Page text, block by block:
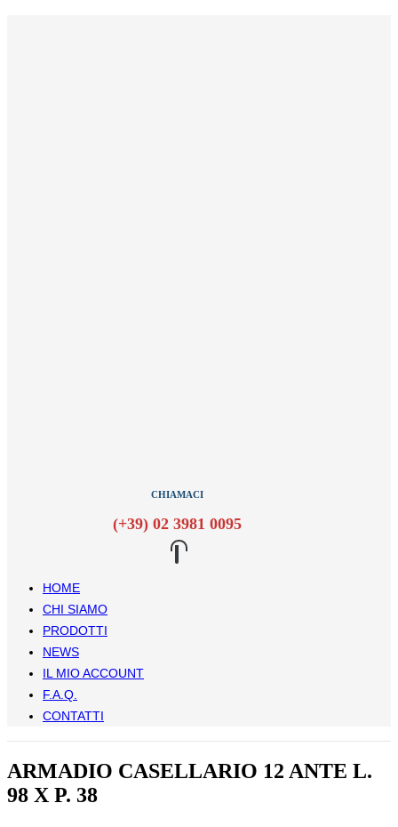
CHIAMACI
(+39) 02 3981 0095
HOME
CHI SIAMO
PRODOTTI
NEWS
IL MIO ACCOUNT
F.A.Q.
CONTATTI
ARMADIO CASELLARIO 12 ANTE L.
98 X P. 38